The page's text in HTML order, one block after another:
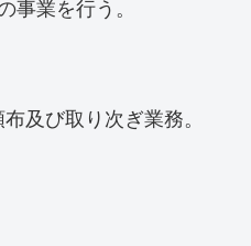
業を行う。
及び取り次ぎ業務。